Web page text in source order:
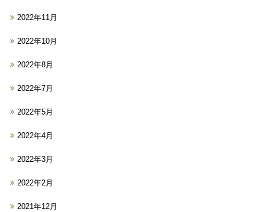
2022年11月
2022年10月
2022年8月
2022年7月
2022年5月
2022年4月
2022年3月
2022年2月
2021年12月